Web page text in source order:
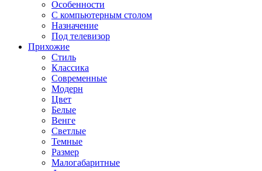
Особенности
С компьютерным столом
Назначение
Под телевизор
Прихожие
Стиль
Классика
Современные
Модерн
Цвет
Белые
Венге
Светлые
Темные
Размер
Малогабаритные